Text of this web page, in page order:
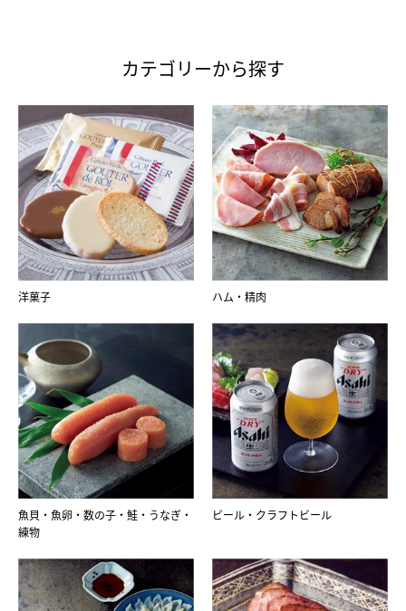
カテゴリーから探す
洋菓子 ハム・精肉
魚貝・魚卵・数の子・鮭・うなぎ・
練物
ビール・クラフトビール